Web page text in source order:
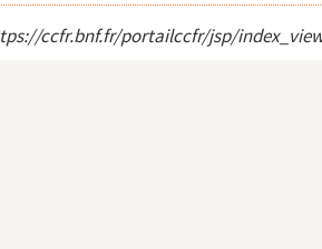
août 1622
ccfr.bnf.fr/portailccfr/jsp/